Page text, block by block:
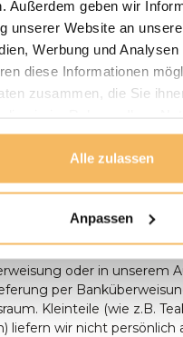
Außerdem geben wir
unserer Website an
Werbung und
diese Informationen
zusammen, die Sie
haben.
Alle zulassen
Anpassen
hat einen eigenen
zu Ihnen nach
mit Ihnen in Verbindung
Termin für die
werden bei Bedarf von
der Lieferung eines
der Lieferung
ab € 500,- werden
Lieferung mit einem Stift
oder in unserem
per
Kleinteile (wie z.B.
liefern wir nicht persönlich